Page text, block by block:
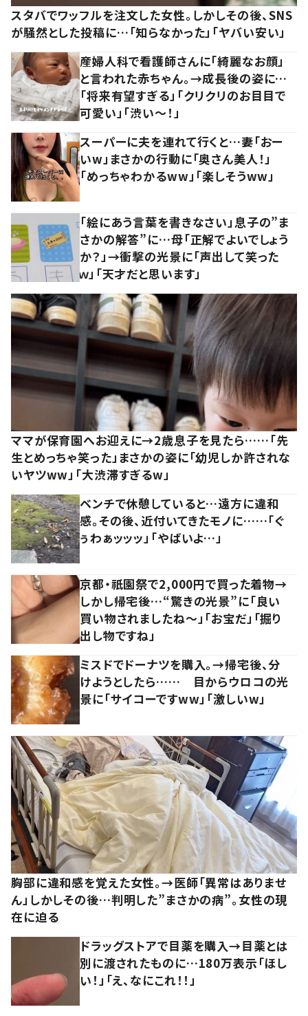
スタバでワッフルを注文した女性。しかしその後、SNS
が騒然とした投稿に…「知らなかった」「ヤバい安い」
産婦人科で看護師さんに「綺麗なお顔」
と言われた赤ちゃん。→成長後の姿に…
「将来有望すぎる」「クリクリのお目目で
可愛い」「渋い～！」
スーパーに夫を連れて行くと…妻「おー
いw」まさかの行動に「奥さん美人！」
「めっちゃわかるww」「楽しそうww」
「絵にあう言葉を書きなさい」息子の”ま
さかの解答”に…母「正解でよいでしょう
か？」→衝撃の光景に「声出して笑った
ｗ」「天才だと思います」
ママが保育園へお迎えに→2歳息子を見たら……「先
生とめっちゃ笑った」まさかの姿に「幼児しか許されな
いヤツww」「大渋滞すぎるw」
ベンチで休憩していると…遠方に違和
感。その後、近付いてきたモノに……「ぐ
ぅわぁッッッ」「やばいよ…」
京都・祇園祭で2,000円で買った着物→
しかし帰宅後…“驚きの光景”に「良い
買い物されましたね～」「お宝だ」「掘り
出し物ですね」
ミスドでドーナツを購入。→帰宅後、分
けようとしたら…… 目からウロコの光
景に「サイコーですww」「激しいw」
胸部に違和感を覚えた女性。→医師「異常はありませ
ん」しかしその後…判明した”まさかの病”。女性の現
在に迫る
ドラッグストアで目薬を購入→目薬とは
別に渡されたものに…180万表示「ほし
い！」「え、なにこれ！！」